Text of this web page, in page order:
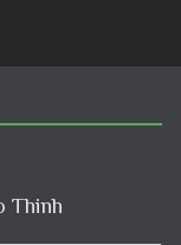
Thinh